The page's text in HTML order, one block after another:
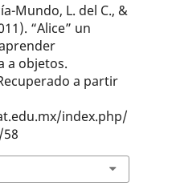
Mundo, L. del C., &
“Alice” un
a objetos.
a partir
index.php/